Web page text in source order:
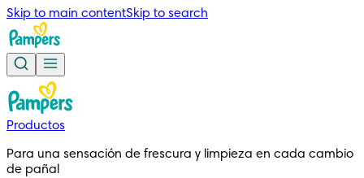
Skip to main contentSkip to search
Productos
Para una sensación de frescura y limpieza en cada cambio
de pañal